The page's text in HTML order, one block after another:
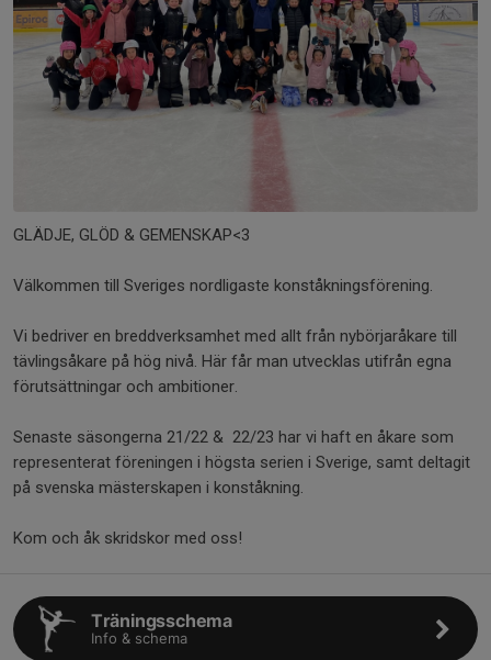
GLÄDJE, GLÖD & GEMENSKAP<3
Välkommen till Sveriges nordligaste konståkningsförening.
Vi bedriver en breddverksamhet med allt från nybörjaråkare till
tävlingsåkare på hög nivå. Här får man utvecklas utifrån egna
förutsättningar och ambitioner.
Senaste säsongerna 21/22 & 22/23 har vi haft en åkare som
representerat föreningen i högsta serien i Sverige, samt deltagit
på svenska mästerskapen i konståkning.
Kom och åk skridskor med oss!
Träningsschema
Info & schema